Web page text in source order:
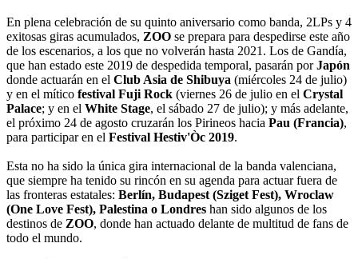
En plena celebración de su quinto aniversario como banda, 2LPs y 4
exitosas giras acumulados, ZOO se prepara para despedirse este año
de los escenarios, a los que no volverán hasta 2021. Los de Gandía,
que han estado este 2019 de despedida temporal, pasarán porJapón
donde actuarán en el Club Asia de Shibuya (miércoles 24 de julio)
y en el mítico festival Fuji Rock (viernes 26 de julio en el Crystal
Palace; y en el White Stage, el sábado 27 de julio); y más adelante,
el próximo 24 de agosto cruzarán los Pirineos hacia Pau (Francia),
para participar en el Festival Hestiv'Òc 2019.
Esta no ha sido la única gira internacional de la banda valenciana,
que siempre ha tenido su rincón en su agenda para actuar fuera de
las fronteras estatales: Berlín, Budapest (Sziget Fest), Wroclaw
(One Love Fest), Palestina o Londres han sido algunos de los
destinos de ZOO, donde han actuado delante de multitud de fans de
todo el mundo.